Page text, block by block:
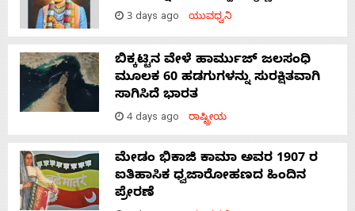
3 days ago ಯುವಧ್ವನಿ
ಬಿಕ್ಕಟ್ಟಿನ ವೇಳೆ ಹಾರ್ಮುಜ್ ಜಲಸಂಧಿ
ಮೂಲಕ 60 ಹಡಗುಗಳನ್ನು ಸುರಕ್ಷಿತವಾಗಿ
ಸಾಗಿಸಿದೆ ಭಾರತ
4 days ago ರಾಷ್ಟ್ರೀಯ
ಮೇಡಂ ಭಿಕಾಜಿ ಕಾಮಾ ಅವರ 1907 ರ
ಐತಿಹಾಸಿಕ ಧ್ವಜಾರೋಹಣದ ಹಿಂದಿನ
ಪ್ರೇರಣೆ